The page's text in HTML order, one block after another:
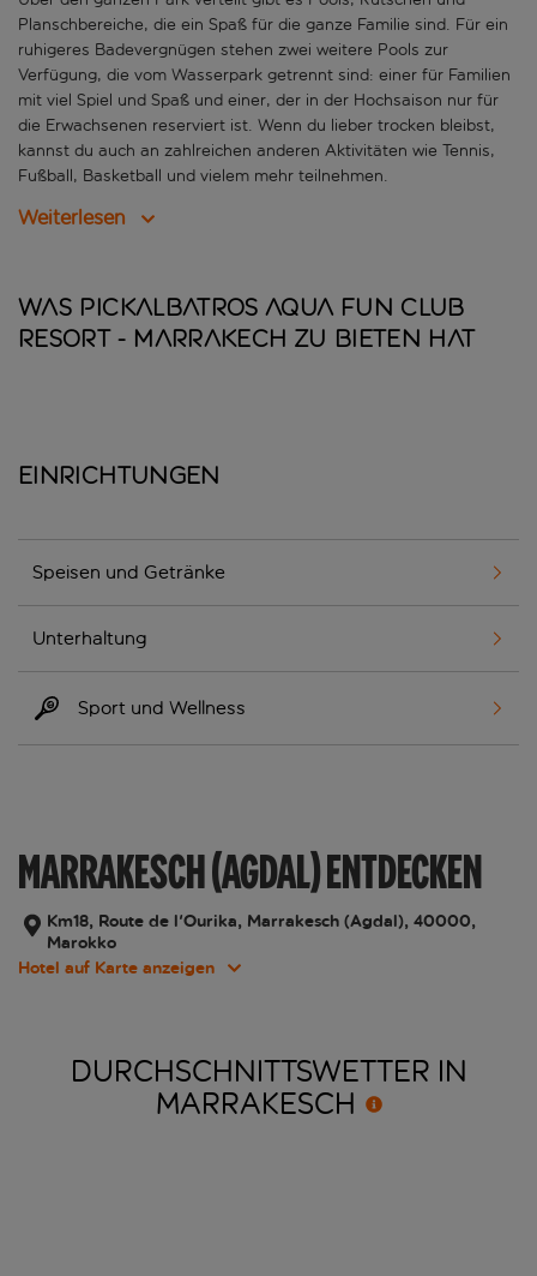
Planschbereiche, die ein Spaß für die ganze Familie sind. Für ein
ruhigeres Badevergnügen stehen zwei weitere Pools zur
Verfügung, die vom Wasserpark getrennt sind: einer für Familien
mit viel Spiel und Spaß und einer, der in der Hochsaison nur für
die Erwachsenen reserviert ist. Wenn du lieber trocken bleibst,
kannst du auch an zahlreichen anderen Aktivitäten wie Tennis,
Fußball, Basketball und vielem mehr teilnehmen.
Weiterlesen
Was Pickalbatros Aqua Fun Club
Resort - Marrakech zu bieten hat
Einrichtungen
Speisen und Getränke
Unterhaltung
Sport und Wellness
MARRAKESCH (AGDAL) ENTDECKEN
Km18, Route de l'Ourika, Marrakesch (Agdal), 40000,
Marokko
Hotel auf Karte anzeigen
DURCHSCHNITTSWETTER IN
MARRAKESCH